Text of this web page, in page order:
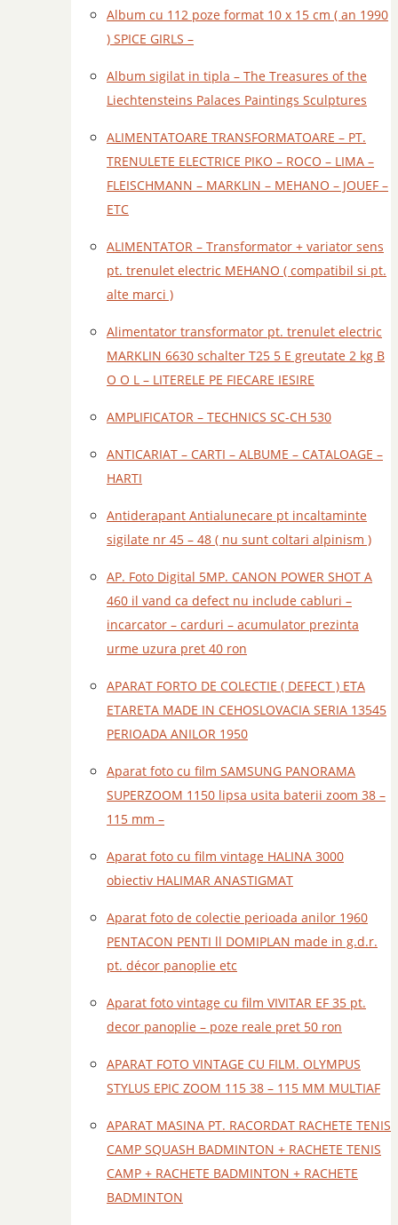
Album cu 112 poze format 10 x 15 cm ( an 1990
) SPICE GIRLS –
Album sigilat in tipla – The Treasures of the
Liechtensteins Palaces Paintings Sculptures
ALIMENTATOARE TRANSFORMATOARE – PT.
TRENULETE ELECTRICE PIKO – ROCO – LIMA –
FLEISCHMANN – MARKLIN – MEHANO – JOUEF –
ETC
ALIMENTATOR – Transformator + variator sens
pt. trenulet electric MEHANO ( compatibil si pt.
alte marci )
Alimentator transformator pt. trenulet electric
MARKLIN 6630 schalter T25 5 E greutate 2 kg B
O O L – LITERELE PE FIECARE IESIRE
AMPLIFICATOR – TECHNICS SC-CH 530
ANTICARIAT – CARTI – ALBUME – CATALOAGE –
HARTI
Antiderapant Antialunecare pt incaltaminte
sigilate nr 45 – 48 ( nu sunt coltari alpinism )
AP. Foto Digital 5MP. CANON POWER SHOT A
460 il vand ca defect nu include cabluri –
incarcator – carduri – acumulator prezinta
urme uzura pret 40 ron
APARAT FORTO DE COLECTIE ( DEFECT ) ETA
ETARETA MADE IN CEHOSLOVACIA SERIA 13545
PERIOADA ANILOR 1950
Aparat foto cu film SAMSUNG PANORAMA
SUPERZOOM 1150 lipsa usita baterii zoom 38 –
115 mm –
Aparat foto cu film vintage HALINA 3000
obiectiv HALIMAR ANASTIGMAT
Aparat foto de colectie perioada anilor 1960
PENTACON PENTI ll DOMIPLAN made in g.d.r.
pt. décor panoplie etc
Aparat foto vintage cu film VIVITAR EF 35 pt.
decor panoplie – poze reale pret 50 ron
APARAT FOTO VINTAGE CU FILM. OLYMPUS
STYLUS EPIC ZOOM 115 38 – 115 MM MULTIAF
APARAT MASINA PT. RACORDAT RACHETE TENIS
CAMP SQUASH BADMINTON + RACHETE TENIS
CAMP + RACHETE BADMINTON + RACHETE
BADMINTON